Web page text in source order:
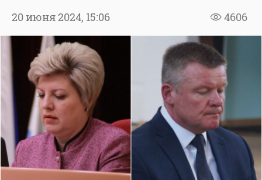
4606
20 июня 2024, 15:06